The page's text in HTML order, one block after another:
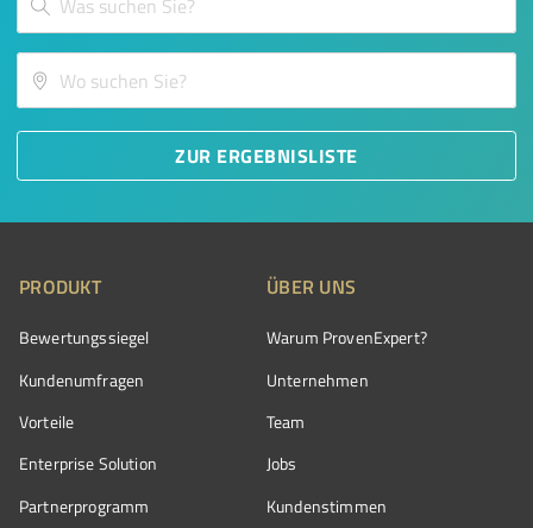
ZUR ERGEBNISLISTE
PRODUKT
Bewertungssiegel
Kundenumfragen
Vorteile
Enterprise Solution
Partnerprogramm
ÜBER UNS
Warum ProvenExpert?
Unternehmen
Team
Jobs
Kundenstimmen